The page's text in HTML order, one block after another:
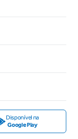
Disponível na
Google Play